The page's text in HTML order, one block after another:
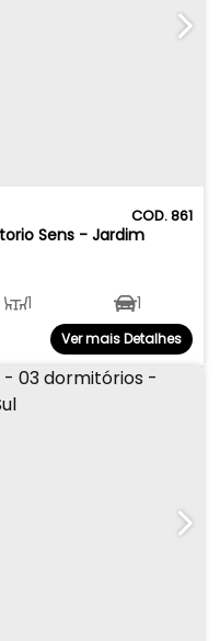
861
Sens - Jardim
1 1
Ver mais Detalhes